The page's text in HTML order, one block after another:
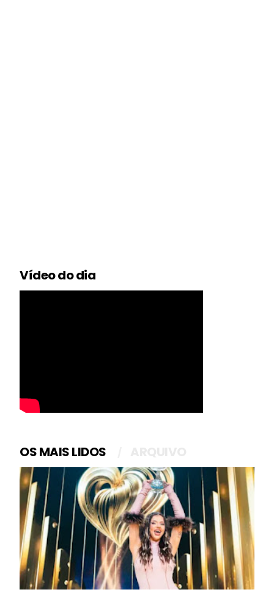
Vídeo do dia
OS MAIS LIDOS